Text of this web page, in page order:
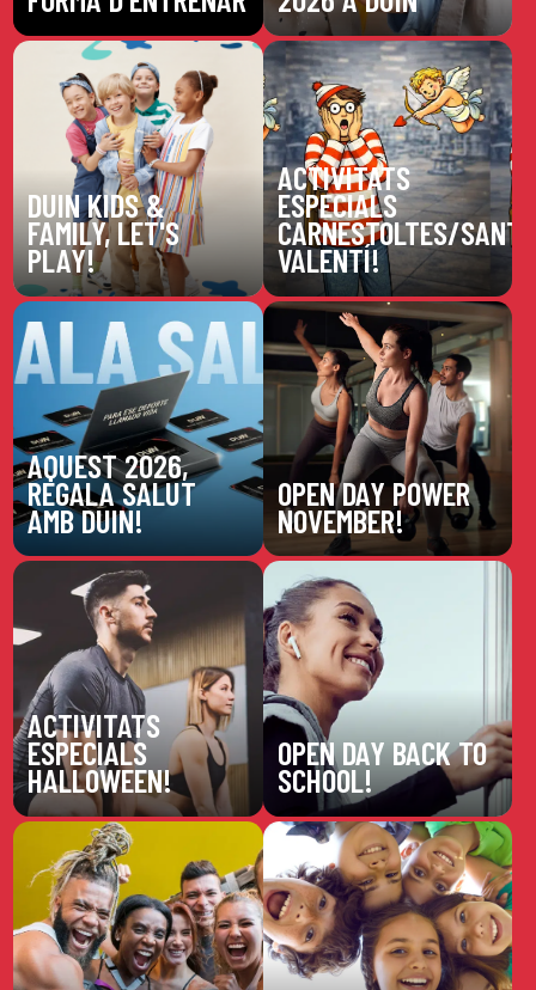
DUIN KIDS &
FAMILY, LET'S
PLAY!
ACTIVITATS
ESPECIALS
CARNESTOLTES/SANT
VALENTÍ!
AQUEST 2026,
REGALA SALUT
AMB DUIN!
OPEN DAY POWER
NOVEMBER!
ACTIVITATS
ESPECIALS
HALLOWEEN!
OPEN DAY BACK TO
SCHOOL!